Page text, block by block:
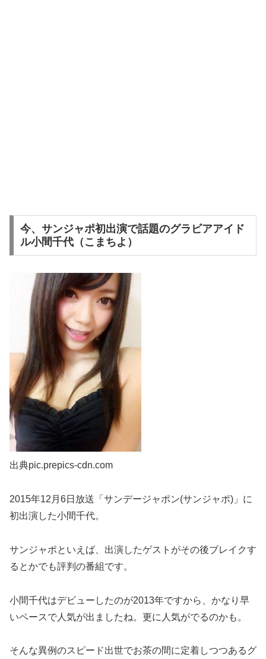
今、サンジャポ初出演で話題のグラビアアイド
ル小間千代（こまちよ）
出典pic.prepics-cdn.com
2015年12月6日放送「サンデージャポン(サンジャポ)」に
初出演した小間千代。
サンジャポといえば、出演したゲストがその後ブレイクす
るとかでも評判の番組です。
小間千代はデビューしたのが2013年ですから、かなり早
いペースで人気が出ましたね。更に人気がでるのかも。
そんな異例のスピード出世でお茶の間に定着しつつあるグ